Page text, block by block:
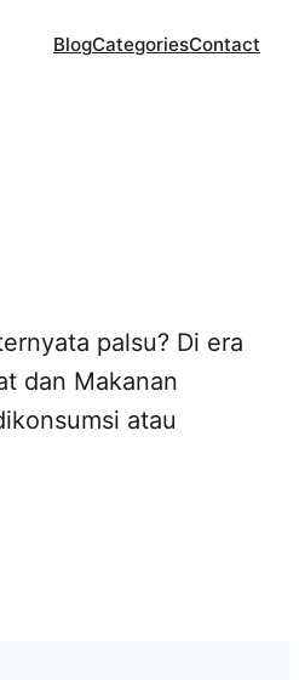
BlogCategoriesContact
palsu? Di era
dan Makanan
atau